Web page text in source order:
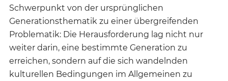
Schwerpunkt von der ursprünglichen
Generationsthematik zu einer übergreifenden
Problematik: Die Herausforderung lag nicht nur
weiter darin, eine bestimmte Generation zu
erreichen, sondern auf die sich wandelnden
kulturellen Bedingungen im Allgemeinen zu